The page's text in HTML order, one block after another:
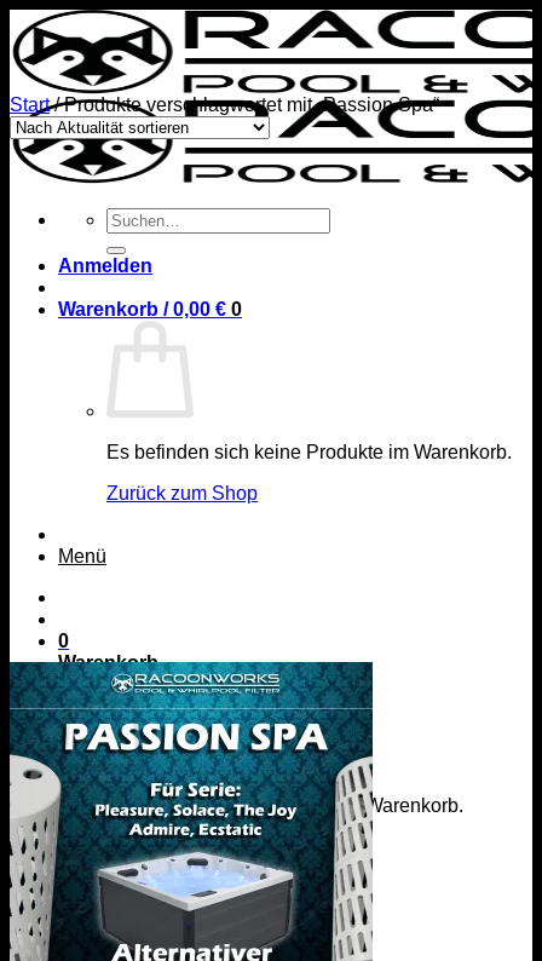
Zum
Inhalt
springen
Suchen
nach:
Anmelden
Warenkorb /0,00 € 0
Es befinden sich keine Produkte im Warenkorb.
Zurück zum Shop
Menü
0
Warenkorb
Es befinden sich keine Produkte im Warenkorb.
Zurück zum Shop
Menü
Start /Produkte verschlagwortet mit „Passion Spa“